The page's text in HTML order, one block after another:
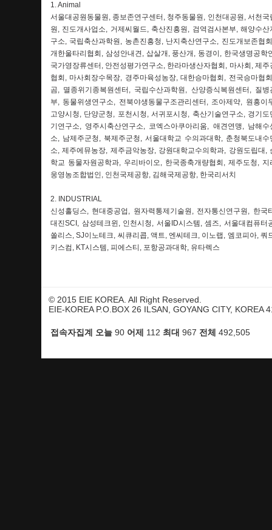
1. Animal
서울대공원동물원, 종보존연구센터, 청주동물원, 인천대공원, 서천국
원, 진도개사업소, 거제씨월드, 축산진흥원, 검역검사본부, 해양수산
구소, 국립축산과학원, 농촌진흥청, 난지축산연구소, 진도개보존협
개한울타리협회, 삼성안내견, 삽살개, 풍산개, 동경이, 한국생명공학
국가영장류센터, 안전성평가연구소, 한라마생산자협회, 마사회, 제주
협회, 마사회장수목장, 경주마육성농장, 대한승마협회, 전국승마협
곰, 멸종위기종복원센터, 국립수산과학원, 산양증식복원센터, 질병
부, 동물위생연구소, 전북야생동물구조관리센터, 조아제약, 원흥이
고양시청, 단양군청, 포천시청, 서귀포시청, 축산기술연구소, 경기도
기연구소, 영주시축산연구소, 코엑스아쿠아리움, 애견연맹, 남해수
소, 남제주군청, 북제주군청, 서울대학교 수의과대학, 춘청북도내수
소, 제주에뮤농장, 제주금악농장, 강원대학교수의학과, 강원도립대,
학교 동물자원공학과, 우리바이오, 한국종축개량협회, 제주도청, 지
웅영농조합법인, 인천국제공항, 김해국제공항, 한국리서치
2. INDUSTRIAL
신성홀딩스, 현대중공업, 원자력통제기술원, 전자통신연구원, 한국
대진SCI, 삼성테크윈, 인천시청, 서울ID시스템, 셈즈, 서울대컴퓨터
쏠리스, SJ이노테크, 씨큐리콥, 액트, 엔씨테크, 이노랩, 엠코피아, 쿼
키스컴, KT시스템, 피에스티, 포항공과대학, 유타렉스
© 2015 EIE KOREA. All Right Reserved.
EIE-KOREA P.O.BOX 26 ILSAN, GOYANG CITY,
접속자집계 오늘 90 어제 112 최대 967 전체 492,505